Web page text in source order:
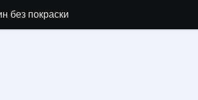
без покраски
работы и критерии сравнения